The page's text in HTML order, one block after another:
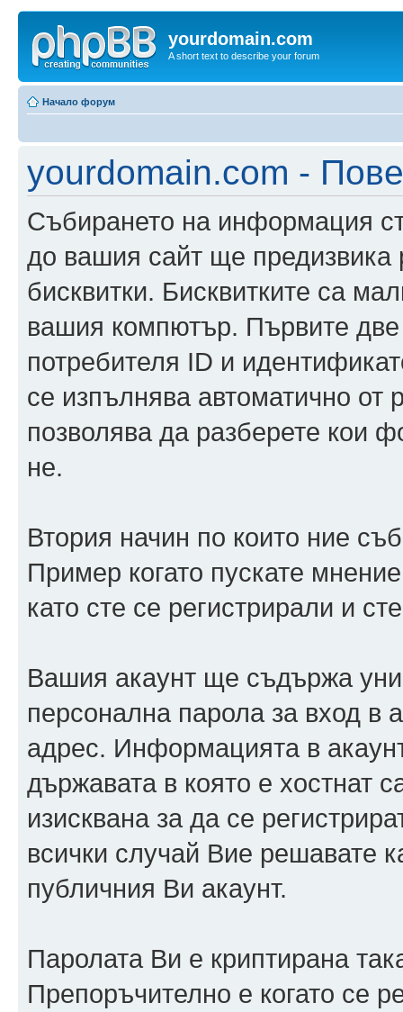
yourdomain.com
A short text to describe your forum
Начало форум
yourdomain.com -
Събирането на информация
до вашия сайт ще
бисквитки. Бисквитките са
вашия компютър. Първите
потребителя ID и
се изпълнява автоматично от
позволява да разберете кои
не.
Втория начин по които ние
Пример когато пускате
като сте се регистрирали и
Вашия акаунт ще съдържа
персонална парола за вход в
адрес. Информацията в
държавата в която е хостнат
изисквана за да се
всички случай Вие решавате
публичния Ви акаунт.
Паролата Ви е криптирана
Препоръчително е когато се